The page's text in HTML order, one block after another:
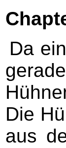
Da
Die
aus